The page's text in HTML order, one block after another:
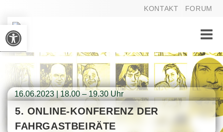
Werkzeugleiste öffnen
KONTAKT FORUM
Toggle
16.06.2023 | 18.00 – 19.30 Uhr
5. ONLINE-KONFERENZ DER
FAHRGASTBEIRÄTE